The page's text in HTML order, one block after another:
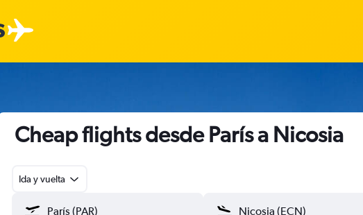
Cheap flights desde París a Nicosia
Ida y vuelta